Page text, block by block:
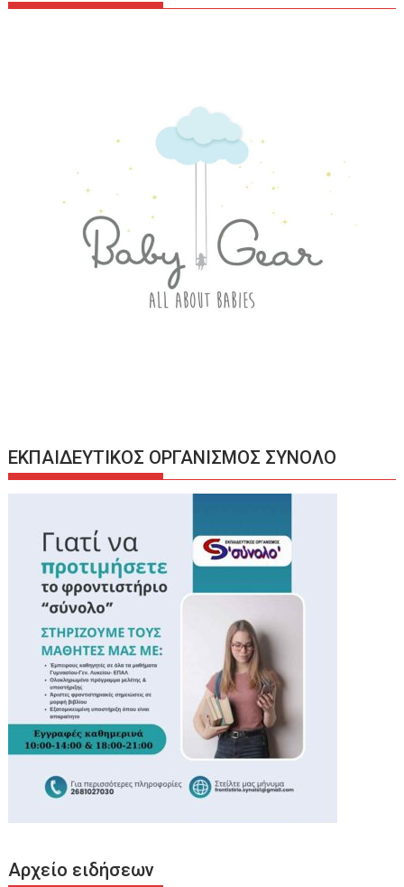
ΕΚΠΑΙΔΕΥΤΙΚΟΣ ΟΡΓΑΝΙΣΜΟΣ ΣΥΝΟΛΟ
Αρχείο ειδήσεων